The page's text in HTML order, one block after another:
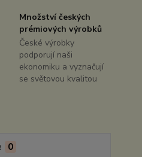
Množství českých
prémiových výrobků
České výrobky
podporují naši
ekonomiku a vyznačují
se světovou kvalitou
0